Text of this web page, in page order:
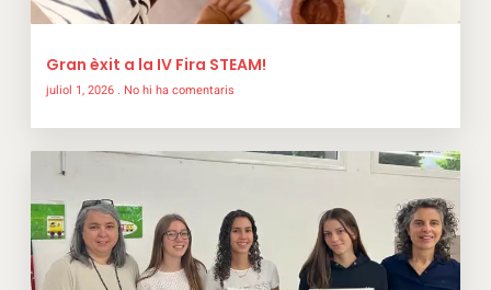
Gran èxit a la IV Fira STEAM!
juliol 1, 2026 No hi ha comentaris